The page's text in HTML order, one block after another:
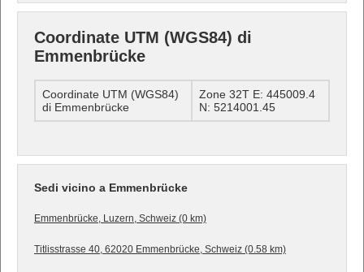
Coordinate UTM (WGS84) di
Emmenbrücke
Coordinate UTM (WGS84)
di Emmenbrücke
Zone 32T E: 445009.4
N: 5214001.45
Sedi vicino a Emmenbrücke
Emmenbrücke, Luzern, Schweiz (0 km)
Titlisstrasse 40, 62020 Emmenbrücke, Schweiz (0.58 km)